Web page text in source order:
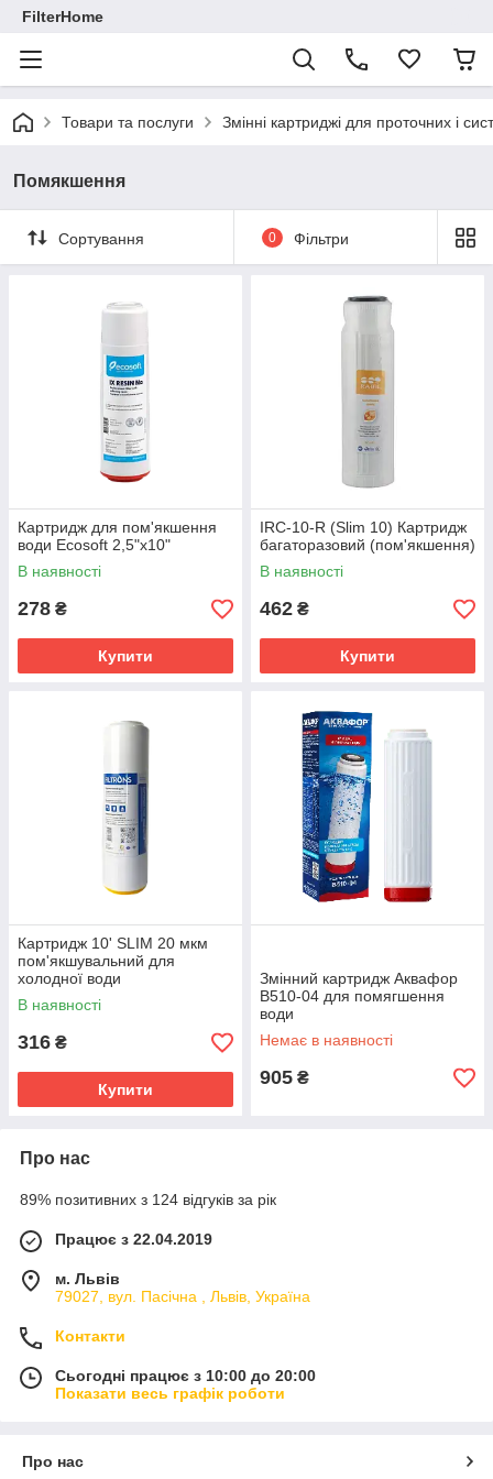
FilterHome
Товари та послуги Змінні картриджі для проточних і
Помякшення
Сортування 0 Фільтри
Картридж для пом'якшення
води Ecosoft 2,5"х10"
В наявності
278 ₴
Купити
IRC-10-R (Slim 10) Картридж
багаторазовий (пом'якшення)
В наявності
462 ₴
Купити
Картридж 10' SLIM 20 мкм
пом'якшувальний для
холодної води
В наявності
316 ₴
Купити
Змінний картридж Аквафор
В510-04 для помягшення
води
Немає в наявності
905 ₴
Про нас
89% позитивних з 124 відгуків за рік
Працює з 22.04.2019
м. Львів
79027, вул. Пасічна , Львів, Україна
Контакти
Сьогодні працює з 10:00 до 20:00
Показати весь графік роботи
Про нас